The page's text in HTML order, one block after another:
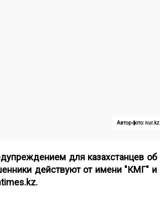
Автор фото: nur.kz
для казахстанцев об
действуют от имени "КМГ" и
.